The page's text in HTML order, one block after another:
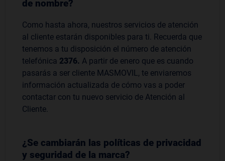
de nombre?
Como hasta ahora, nuestros servicios de atención
al cliente estarán disponibles para ti. Recuerda que
tenemos a tu disposición el número de atención
telefónica 2376. A partir de enero que es cuando
pasarás a ser cliente MASMOVIL, te enviaremos
información actualizada de cómo vas a poder
contactar con tu nuevo servicio de Atención al
Cliente.
¿Se cambiarán las políticas de privacidad
y seguridad de la marca?